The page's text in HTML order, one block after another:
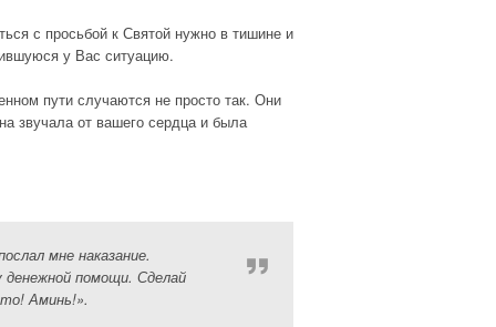
с просьбой к Святой нужно в тишине и
у Вас ситуацию.
пути случаются не просто так. Они
звучала от вашего сердца и была
мне наказание.
помощи. Сделай
Аминь!».